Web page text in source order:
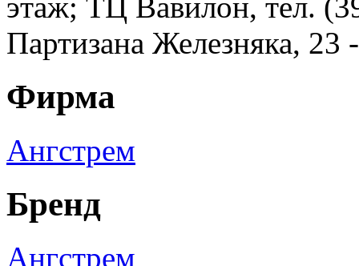
этаж; ТЦ Вавилон, тел.
Партизана Железняка,
Фирма
Ангстрем
Бренд
Ангстрем